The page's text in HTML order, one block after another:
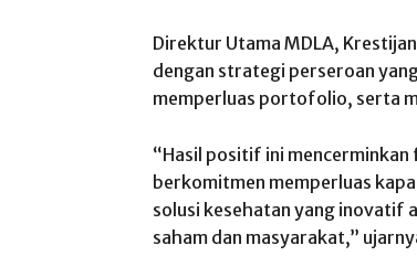
Direktur Utama MDLA,
dengan strategi perseroan
memperluas portofolio, serta
“Hasil positif ini
berkomitmen memperluas
solusi kesehatan yang inovatif
saham dan masyarakat,”